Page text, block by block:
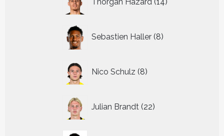
producten
Sebastien Haller 8
producten
Nico Schulz 8
producten
Julian Brandt 22
producten